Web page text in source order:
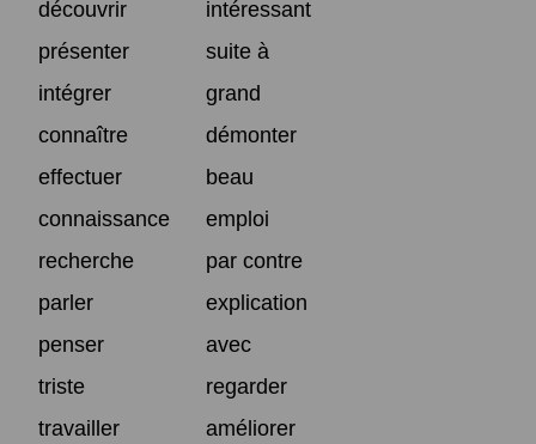
découvrir
intéressant
présenter
suite à
intégrer
grand
connaître
démonter
effectuer
beau
connaissance
emploi
recherche
par contre
parler
explication
penser
avec
triste
regarder
travailler
améliorer